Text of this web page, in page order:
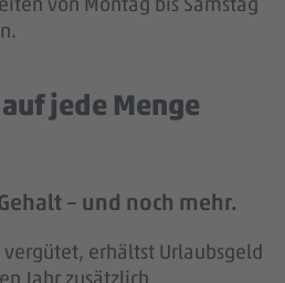
jede Menge
– und noch mehr.
vergütet, erhältst Urlaubsgeld